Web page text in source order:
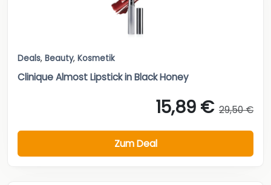
Deals, Beauty, Kosmetik
Clinique Almost Lipstick in Black Honey
15,89 € 29,50 €
Zum Deal